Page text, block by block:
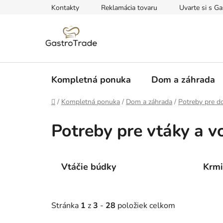
Kontakty Reklamácia tovaru Uvarte si s
Kompletná ponuka Dom a záhrada
Domov
/ Kompletná ponuka / Dom a záhrada / Potreby pre
Potreby pre vtáky a
Vtáčie búdky
Stránka 1 z3 - 28 položiek celkom